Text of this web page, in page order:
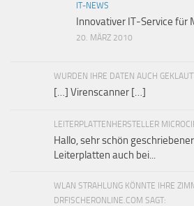
IT-NEWS
Innovativer IT-Service für
20. MÄRZ 2010
WURDEN IHRE DATEN AUCH
[…] Virenscanner […]
LEITERPLATTENHERSTELLER
Hallo, sehr schön
Leiterplatten auch bei...
WLAN STRAHLUNG KÖNNTE IHRE
DRFISCHERONLINE.COM SAGT: